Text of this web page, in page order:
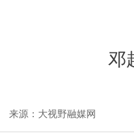
邓
来源：大视野融媒网